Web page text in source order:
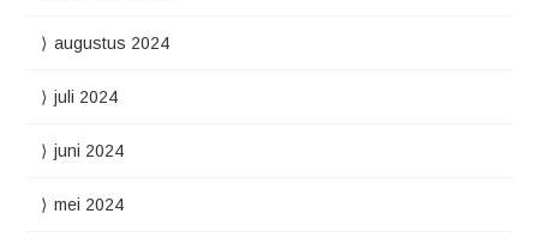
augustus 2024
juli 2024
juni 2024
mei 2024